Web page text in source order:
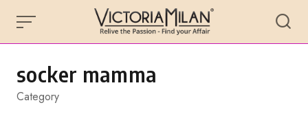
content
socker mamma
Category